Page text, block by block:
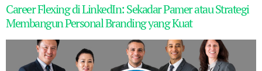
Career Flexing di LinkedIn: Sekadar Pamer atau Strategi
Membangun Personal Branding yang Kuat